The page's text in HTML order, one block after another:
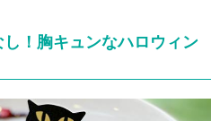
し！胸キュンなハロウィン